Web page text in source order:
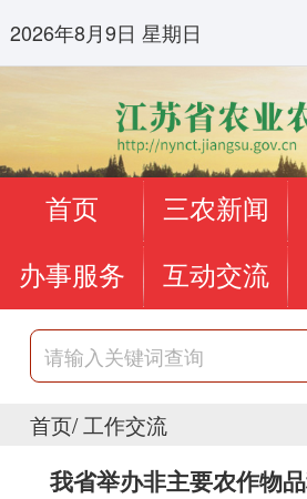
2026年8月9日 星期日
首页 三农新闻
办事服务 互动交流
首页/工作交流
我省举办非主要农作物